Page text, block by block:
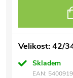
Velikost: 42/
Skladem
EAN: